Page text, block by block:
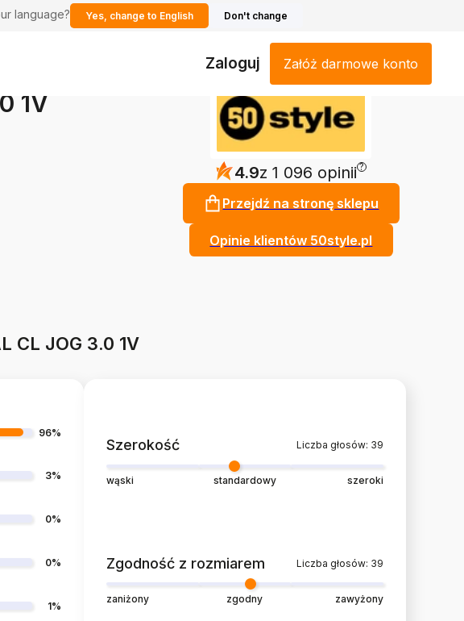
language? Yes, change to English Don't change
Zaloguj Załóż darmowe konto
1V
4.9z 1 096 opinii ?
Przejdź na stronę sklepu
Opinie klientów 50style.pl
CL JOG 3.0 1V
96%
3%
0%
0%
1%
Szerokość Liczba głosów: 39
wąski standardowy szeroki
Zgodność z rozmiarem Liczba głosów: 39
zaniżony zgodny zawyżony